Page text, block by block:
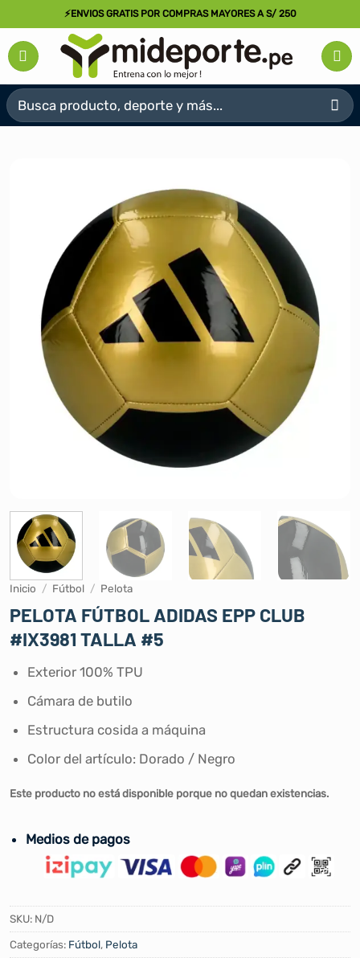
al
contenido
⚡ENVIOS GRATIS POR COMPRAS MAYORES A S/ 250
Buscar
por:
Inicio / Fútbol / Pelota
PELOTA FÚTBOL ADIDAS EPP CLUB
#IX3981 TALLA #5
Exterior 100% TPU
Cámara de butilo
Estructura cosida a máquina
Color del artículo: Dorado / Negro
Este producto no está disponible porque no quedan existencias.
Medios de pagos
SKU: N/D
Categorías: Fútbol, Pelota